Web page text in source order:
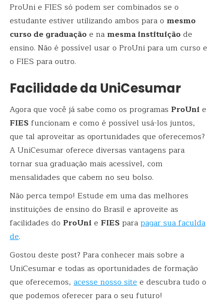
ProUni e FIES só podem ser combinados se o
estudante estiver utilizando ambos para o mesmo
curso de graduaçãoe na mesma instituiçãode
ensino. Não é possível usar o ProUni para um curso e
o FIES para outro.
Facilidade da UniCesumar
Agora que você já sabe como os programas ProUnie
FIESfuncionam e como é possível usá-los juntos,
que tal aproveitar as oportunidades que oferecemos?
A UniCesumar oferece diversas vantagens para
tornar sua graduação mais acessível, com
mensalidades que cabem no seu bolso.
Não perca tempo! Estude em uma das melhores
instituições de ensino do Brasil e aproveite as
facilidades do ProUnie FIESparapagar sua faculda
de.
Gostou deste post? Para conhecer mais sobre a
UniCesumar e todas as oportunidades de formação
que oferecemos, acesse nosso sitee descubra tudo o
que podemos oferecer para o seu futuro!